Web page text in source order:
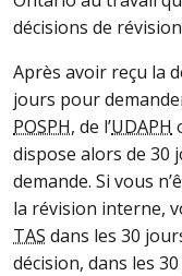
décisions de
Après avoir reçu la
jours pour
POSPH, de l’UDAPH
dispose alors de
demande. Si vous
la révision interne,
TAS dans les 30
décision, dans les